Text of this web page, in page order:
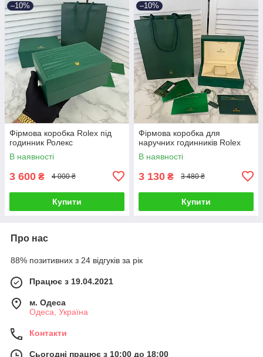
–10%
Фірмова коробка Rolex під
годинник Ролекс
В наявності
3 600 ₴ 4 000 ₴
Купити
–10%
Фірмова коробка для
наручних годинників Rolex
В наявності
3 130 ₴ 3 480 ₴
Купити
Про нас
88% позитивних з 24 відгуків за рік
Працює з 19.04.2021
м. Одеса
Одеса, Україна
Контакти
Сьогодні працює з 10:00 до 18:00